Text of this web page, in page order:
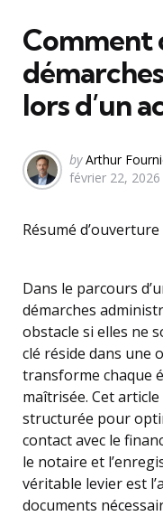
Comment
lors d’un
Posted
by
by Arthur
février 22, 2026
Résumé d’ouverture
Dans le parcours
démarches
obstacle si elles ne
clé réside dans une
transforme chaque
maîtrisée. Cet
structurée pour
contact avec le
le notaire et
véritable levier est
documents